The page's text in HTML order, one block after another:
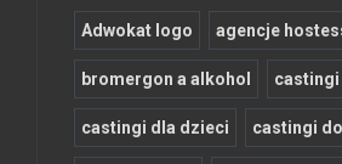
Adwokat logo agencje
bromergon a alkohol castingi
castingi dla dzieci castingi